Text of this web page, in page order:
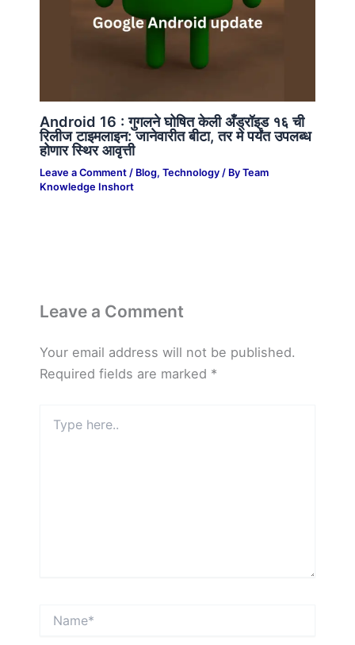
Android 16 : गुगलने घोषित केली अँड्रॉइड १६ ची
रिलीज टाइमलाइन: जानेवारीत बीटा, तर मे पर्यंत उपलब्ध
होणार स्थिर आवृत्ती
Leave a Comment / Blog, Technology/ By Team
Knowledge Inshort
Leave a Comment
Your email address will not be published.
Required fields are marked *
here..